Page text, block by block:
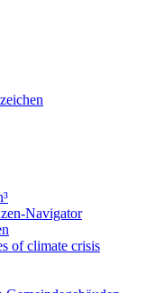
Navigator
of climate crisis